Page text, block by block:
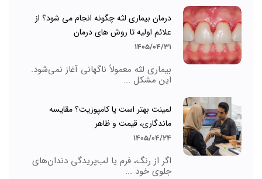
درمان بیماری لثه چگونه انجام می شود؟ از
علائم اولیه تا روش های درمان
1405/04/31
بیماری لثه معمولاً ناگهانی آغاز نمی‌شود.
این مشکل ...
لمینت بهتر است یا کامپوزیت؟ مقایسه
ماندگاری، قیمت و ظاهر
1405/04/24
اگر از رنگ، فرم یا لب‌پریدگی دندان‌های
جلوی خود ...